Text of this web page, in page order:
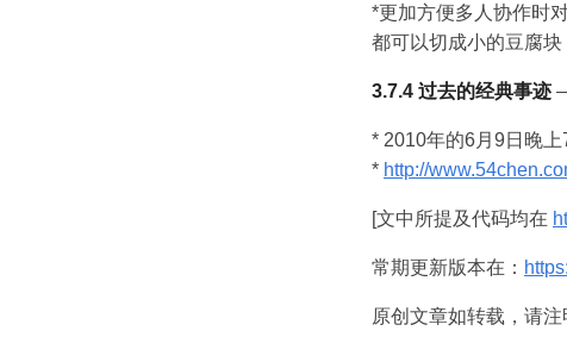
*更加方便多人协作时
都可以切成小的豆腐块
3.7.4 过去的经典事迹
* 2010年的6月9日晚上
* http://
[文中所提及代码均在
常期更新版本在：
原创文章如转载，请注